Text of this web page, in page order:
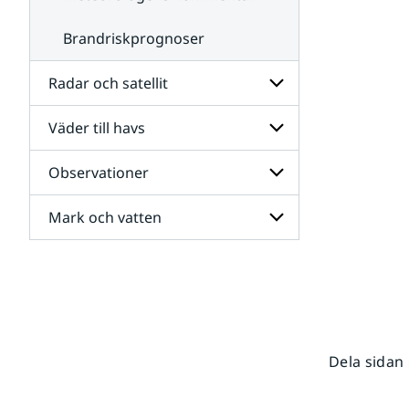
Brandriskprognoser
Radar och satellit
Undersidor
för
Radar
och
satellit
Väder till havs
Undersidor
för
Väder
till
havs
Observationer
Undersidor
för
Mark och vatten
Dela sidan